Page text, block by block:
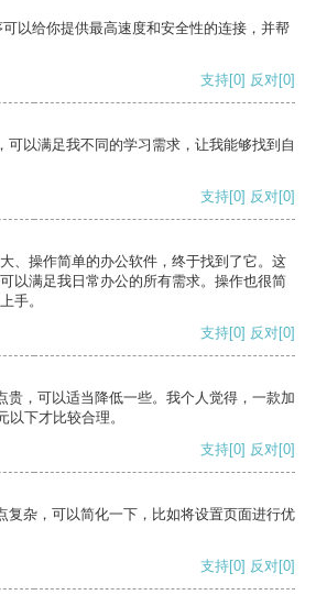
以给你提供最高速度和安全性的连接，并帮
支持[0] 反对[0]
可以满足我不同的学习需求，让我能够找到自
支持[0] 反对[0]
、操作简单的办公软件，终于找到了它。这
以满足我日常办公的所有需求。操作也很简
手。
支持[0] 反对[0]
贵，可以适当降低一些。我个人觉得，一款加
以下才比较合理。
支持[0] 反对[0]
复杂，可以简化一下，比如将设置页面进行优
支持[0] 反对[0]